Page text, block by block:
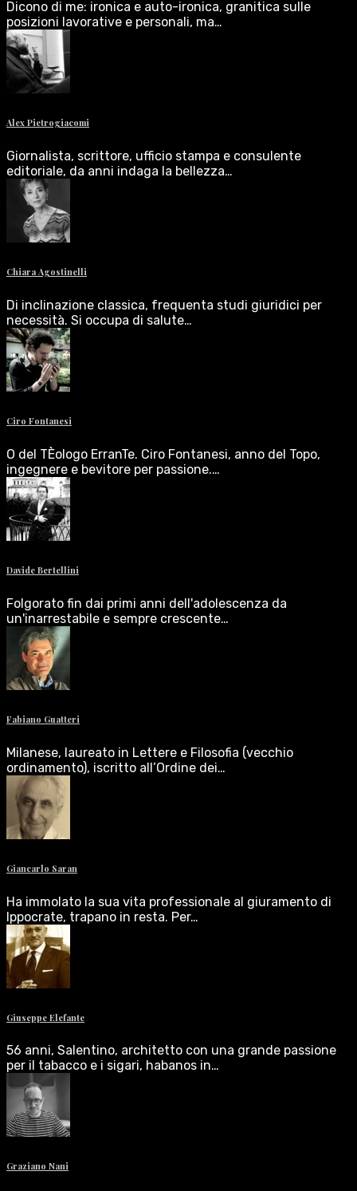
Dicono di me: ironica e auto-ironica, granitica sulle
posizioni lavorative e personali, ma…
Alex Pietrogiacomi
Giornalista, scrittore, ufficio stampa e consulente
editoriale, da anni indaga la bellezza…
Chiara Agostinelli
Di inclinazione classica, frequenta studi giuridici per
necessità. Si occupa di salute…
Ciro Fontanesi
O del TÈologo ErranTe. Ciro Fontanesi, anno del Topo,
ingegnere e bevitore per passione.…
Davide Bertellini
Folgorato fin dai primi anni dell'adolescenza da
un'inarrestabile e sempre crescente…
Fabiano Guatteri
Milanese, laureato in Lettere e Filosofia (vecchio
ordinamento), iscritto all’Ordine dei…
Giancarlo Saran
Ha immolato la sua vita professionale al giuramento di
Ippocrate, trapano in resta. Per…
Giuseppe Elefante
56 anni, Salentino, architetto con una grande passione
per il tabacco e i sigari, habanos in…
Graziano Nani